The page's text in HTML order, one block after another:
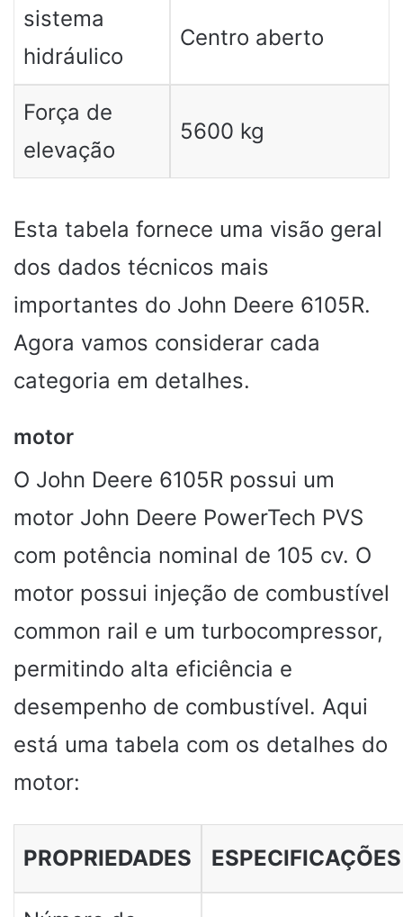
sistema
hidráulico
Centro aberto
Força de
elevação
5600 kg
Esta tabela fornece uma visão geral
dos dados técnicos mais
importantes do John Deere 6105R.
Agora vamos considerar cada
categoria em detalhes.
motor
O John Deere 6105R possui um
motor John Deere PowerTech PVS
com potência nominal de 105 cv. O
motor possui injeção de combustível
common rail e um turbocompressor,
permitindo alta eficiência e
desempenho de combustível. Aqui
está uma tabela com os detalhes do
motor:
PROPRIEDADES ESPECIFICAÇÕES